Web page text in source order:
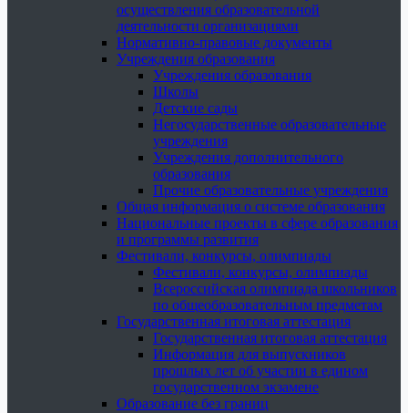
осуществления образовательной
деятельности организациями
Нормативно-правовые документы
Учреждения образования
Учреждения образования
Школы
Детские сады
Негосударственные образовательные
учреждения
Учреждения дополнительного
образования
Прочие образовательные учреждения
Общая информация о системе образования
Национальные проекты в сфере образования
и программы развития
Фестивали, конкурсы, олимпиады
Фестивали, конкурсы, олимпиады
Всероссийская олимпиада школьников
по общеобразовательным предметам
Государственная итоговая аттестация
Государственная итоговая аттестация
Информация для выпускников
прошлых лет об участии в едином
государственном экзамене
Образование без границ